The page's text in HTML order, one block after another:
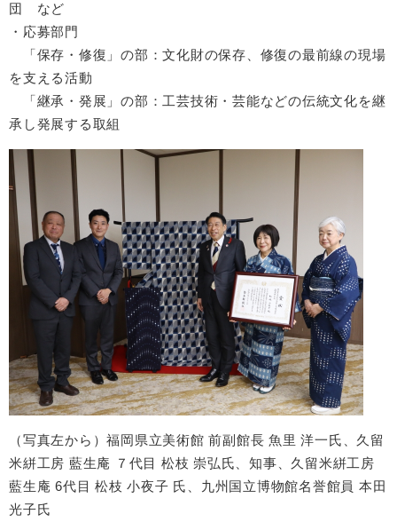
団 など
・応募部門
「保存・修復」の部：文化財の保存、修復の最前線の現場
を支える活動
​ 「継承・発展」の部：工芸技術・芸能などの伝統文化を継
承し発展する取組
（写真左から）福岡県立美術館 前副館長 魚里 洋一氏、久留
米絣工房 藍生庵 ７代目 松枝 崇弘氏、知事、久留米絣工房
藍生庵 6代目 松枝 小夜子 氏、九州国立博物館名誉館員 本田
光子氏